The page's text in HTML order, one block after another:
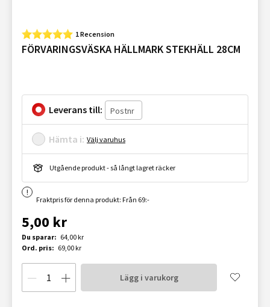
1 Recension
FÖRVARINGSVÄSKA HÄLLMARK STEKHÄLL 28CM
Leverans till:
Hämta i: Välj varuhus
Utgående produkt - så långt lagret räcker
Fraktpris för denna produkt: Från 69:-
5,00 kr
Du sparar: 64,00 kr
Ord. pris: 69,00 kr
Lägg i varukorg